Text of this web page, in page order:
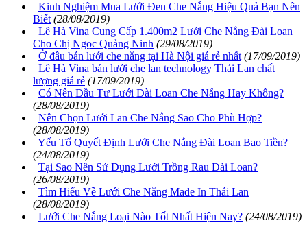
Kinh Nghiệm Mua Lưới Đen Che Nắng Hiệu Quả Bạn Nên
Biết (28/08/2019)
Lê Hà Vina Cung Cấp 1.400m2 Lưới Che Nắng Đài Loan
Cho Chị Ngọc Quảng Ninh (29/08/2019)
Ở đâu bán lưới che nắng tại Hà Nội giá rẻ nhất (17/09/2019)
Lê Hà Vina bán lưới che lan technology Thái Lan chất
lượng giá rẻ (17/09/2019)
Có Nên Đầu Tư Lưới Đài Loan Che Nắng Hay Không?
(28/08/2019)
Nên Chọn Lưới Lan Che Nắng Sao Cho Phù Hợp?
(28/08/2019)
Yếu Tố Quyết Định Lưới Che Nắng Đài Loan Bao Tiền?
(24/08/2019)
Tại Sao Nên Sử Dụng Lưới Trồng Rau Đài Loan?
(26/08/2019)
Tìm Hiểu Về Lưới Che Nắng Made In Thái Lan
(28/08/2019)
Lưới Che Nắng Loại Nào Tốt Nhất Hiện Nay? (24/08/2019)